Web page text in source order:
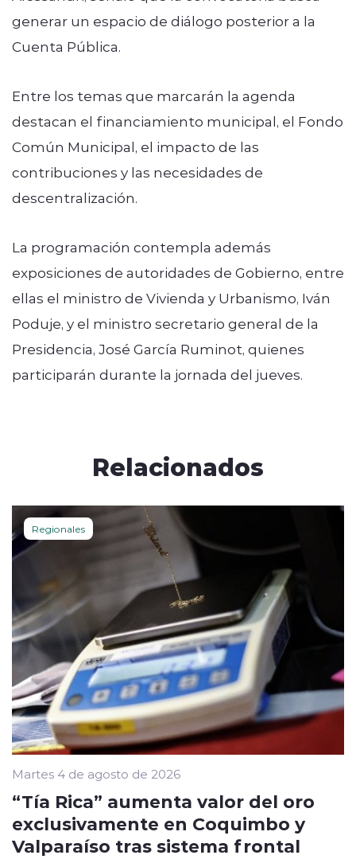
generar un espacio de diálogo posterior a la
Cuenta Pública.
Entre los temas que marcarán la agenda
destacan el financiamiento municipal, el Fondo
Común Municipal, el impacto de las
contribuciones y las necesidades de
descentralización.
La programación contempla además
exposiciones de autoridades de Gobierno, entre
ellas el ministro de Vivienda y Urbanismo, Iván
Poduje, y el ministro secretario general de la
Presidencia, José García Ruminot, quienes
participarán durante la jornada del jueves.
Relacionados
Regionales
Martes 4 de agosto de 2026
“Tía Rica” aumenta valor del oro
exclusivamente en Coquimbo y
Valparaíso tras sistema frontal